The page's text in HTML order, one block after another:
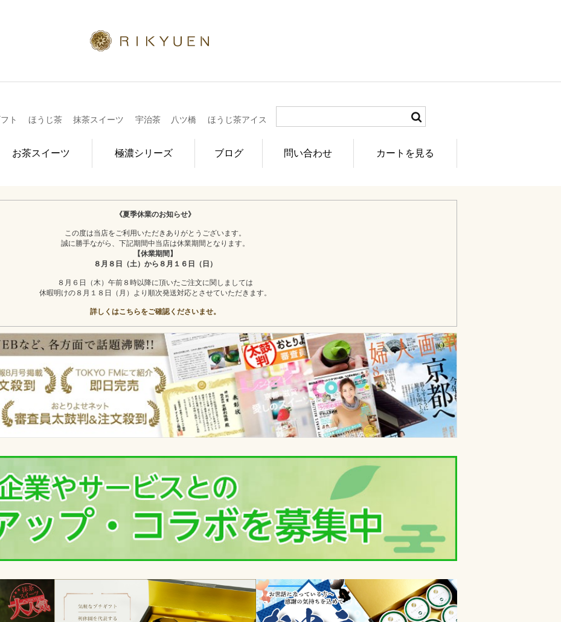
ト ほうじ茶 抹茶スイーツ 宇治茶 八ツ橋 ほうじ茶アイス
お茶スイーツ 極濃シリーズ ブログ 問い合わせ カートを見る
《夏季休業のお知らせ》
この度は当店をご利用いただきありがとうございます。
誠に勝手ながら、下記期間中当店は休業期間となります。
【休業期間】
８月８日（土）から８月１６日（日）
８月６日（木）午前８時以降に頂いたご注文に関しましては
休暇明けの８月１８日（月）より順次発送対応とさせていただきます。
詳しくはこちらをご確認くださいませ。